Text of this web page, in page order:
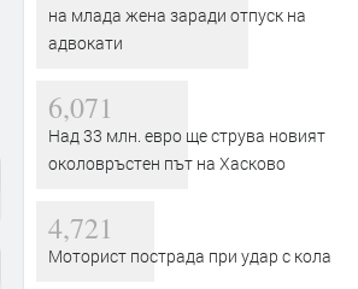
на млада жена заради отпуск на
адвокати
6,071
Над 33 млн. евро ще струва новият
околовръстен път на Хасково
4,721
Моторист пострада при удар с кола